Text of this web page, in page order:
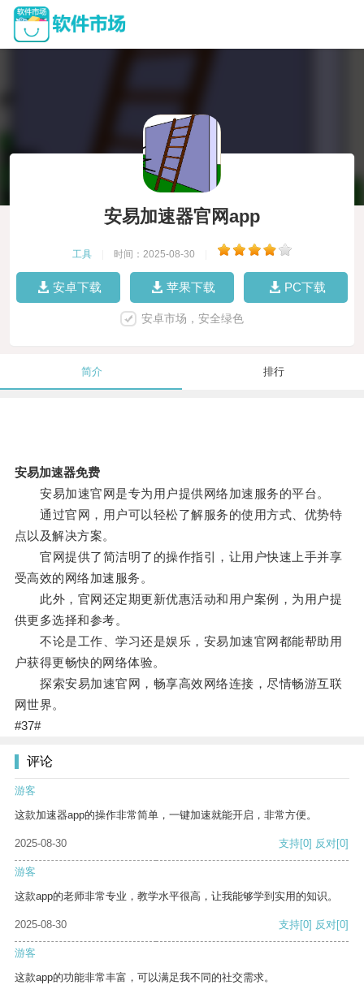
安易加速器官网app
工具 时间：2025-08-30
安卓下载 苹果下载 PC下载
安卓市场，安全绿色
简介 排行
安易加速器免费
安易加速官网是专为用户提供网络加速服务的平台。
通过官网，用户可以轻松了解服务的使用方式、优势特
点以及解决方案。
官网提供了简洁明了的操作指引，让用户快速上手并享
受高效的网络加速服务。
此外，官网还定期更新优惠活动和用户案例，为用户提
供更多选择和参考。
不论是工作、学习还是娱乐，安易加速官网都能帮助用
户获得更畅快的网络体验。
探索安易加速官网，畅享高效网络连接，尽情畅游互联
网世界。
#37#
评论
游客
这款加速器app的操作非常简单，一键加速就能开启，非常方便。
2025-08-30 支持[0] 反对[0]
游客
这款app的老师非常专业，教学水平很高，让我能够学到实用的知识。
2025-08-30 支持[0] 反对[0]
游客
这款app的功能非常丰富，可以满足我不同的社交需求。